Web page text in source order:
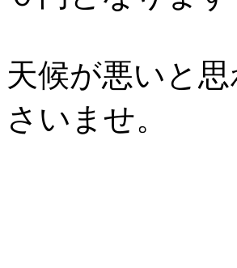
天候が悪いと
さいませ。